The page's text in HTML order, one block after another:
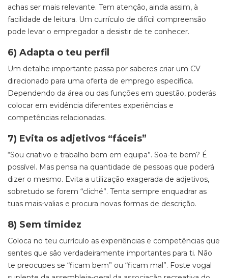
achas ser mais relevante. Tem atenção, ainda assim, à
facilidade de leitura. Um currículo de difícil compreensão
pode levar o empregador a desistir de te conhecer.
6) Adapta o teu perfil
Um detalhe importante passa por saberes criar um CV
direcionado para uma oferta de emprego específica.
Dependendo da área ou das funções em questão, poderás
colocar em evidência diferentes experiências e
competências relacionadas.
7) Evita os adjetivos “fáceis”
“Sou criativo e trabalho bem em equipa”. Soa-te bem? É
possível. Mas pensa na quantidade de pessoas que poderá
dizer o mesmo. Evita a utilização exagerada de adjetivos,
sobretudo se forem “cliché”. Tenta sempre enquadrar as
tuas mais-valias e procura novas formas de descrição.
8) Sem timidez
Coloca no teu currículo as experiências e competências que
sentes que são verdadeiramente importantes para ti. Não
te preocupes se “ficam bem” ou “ficam mal”. Foste vogal